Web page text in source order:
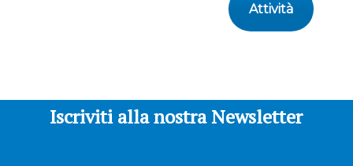
Attività
Iscriviti alla nostra Newsletter